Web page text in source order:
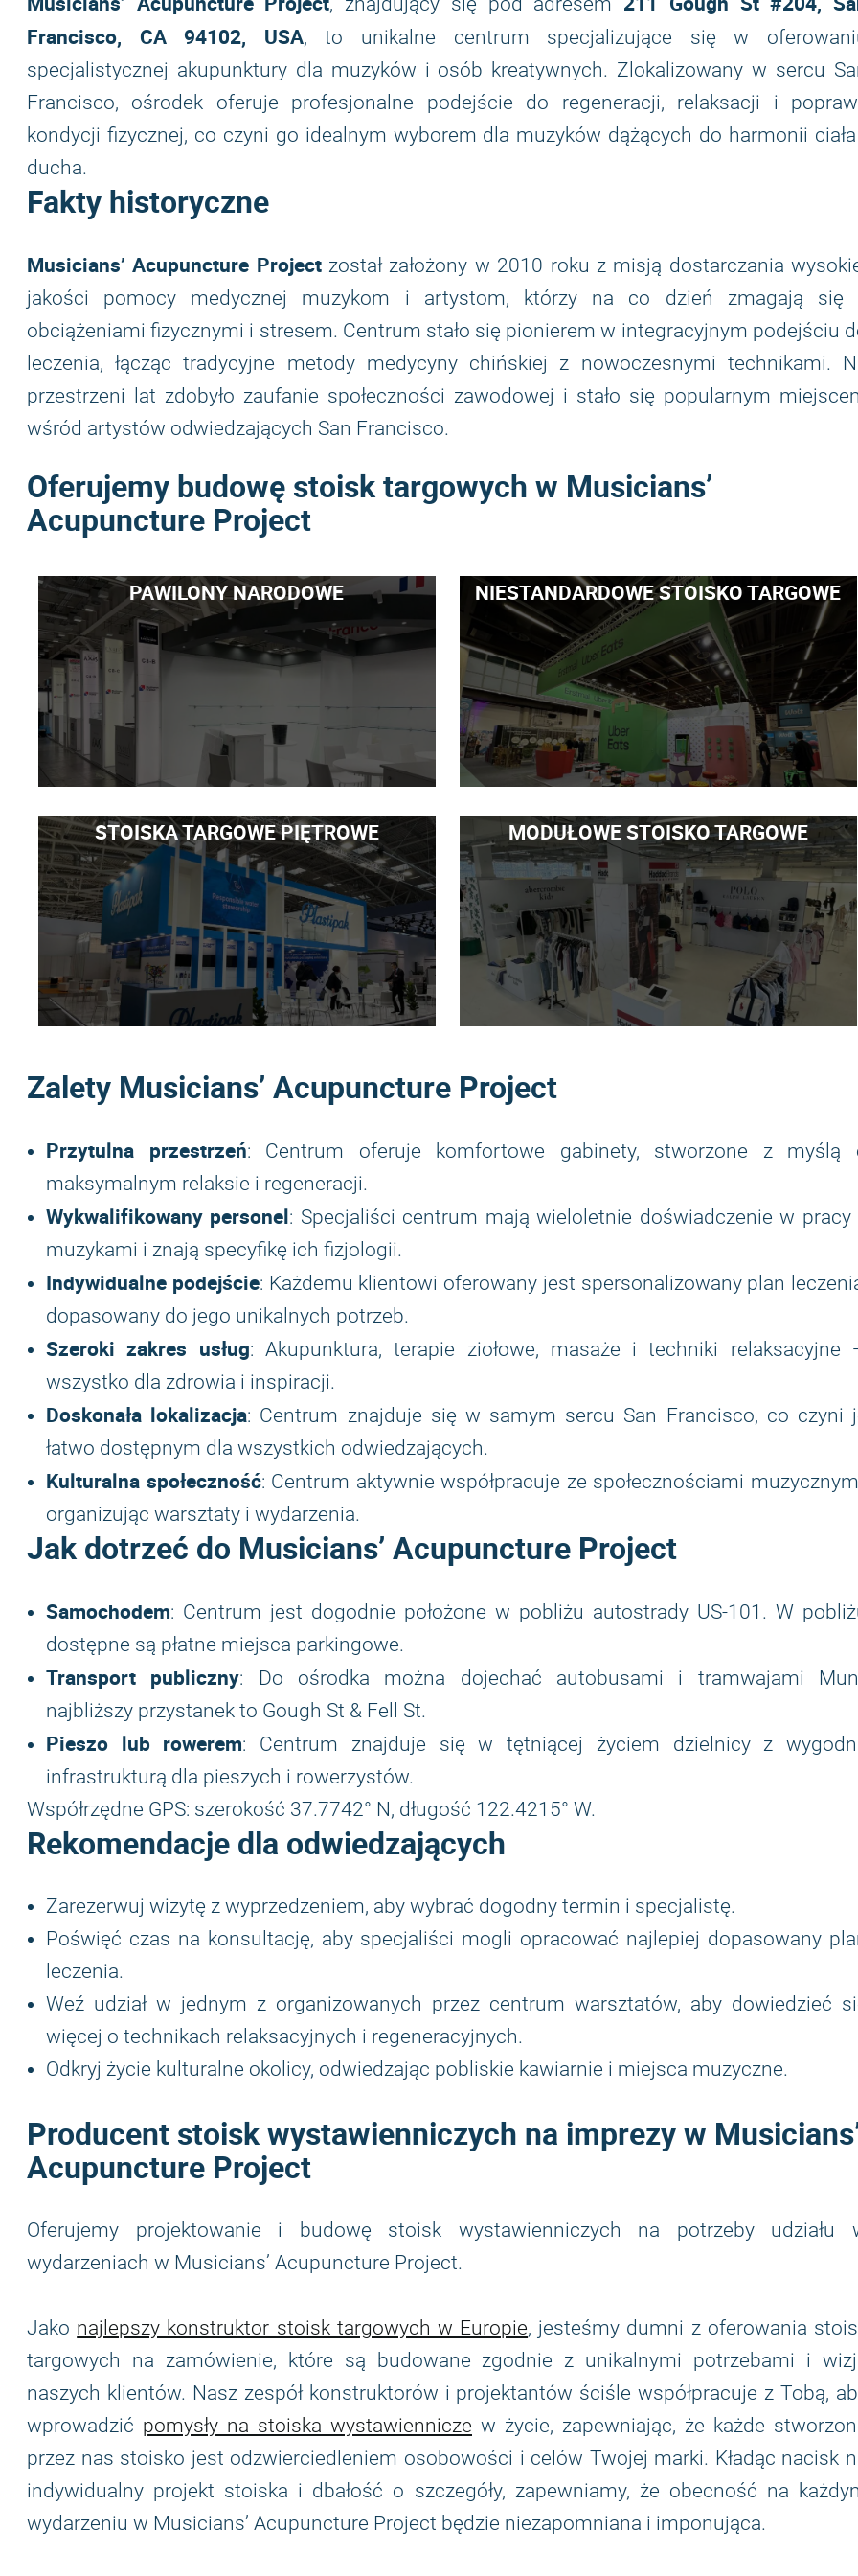
Francisco, CA 94102, USA, to unikalne centrum specjalizujące się w
specjalistycznej akupunktury dla muzyków i osób kreatywnych. Zlokalizowany w sercu
Francisco, ośrodek oferuje profesjonalne podejście do regeneracji, relaksacji i
kondycji fizycznej, co czyni go idealnym wyborem dla muzyków dążących do harmonii
ducha.
Fakty historyczne
Musicians’ Acupuncture Projectzostał założony w 2010 roku z misją dostarczania
jakości pomocy medycznej muzykom i artystom, którzy na co dzień zmagają się
obciążeniami fizycznymi i stresem. Centrum stało się pionierem w integracyjnym podejściu
leczenia, łącząc tradycyjne metody medycyny chińskiej z nowoczesnymi technikami.
przestrzeni lat zdobyło zaufanie społeczności zawodowej i stało się popularnym
wśród artystów odwiedzających San Francisco.
Oferujemy budowę stoisk targowych w Musicians’
Acupuncture Project
PAWILONY NARODOWE NIESTANDARDOWE STOISKO TARGOWE
STOISKA TARGOWE PIĘTROWE MODUŁOWE STOISKO TARGOWE
Zalety Musicians’ Acupuncture Project
Przytulna przestrzeń: Centrum oferuje komfortowe gabinety, stworzone z myślą
maksymalnym relaksie i regeneracji.
Wykwalifikowany personel: Specjaliści centrum mają wieloletnie doświadczenie w pracy
muzykami i znają specyfikę ich fizjologii.
Indywidualne podejście: Każdemu klientowi oferowany jest spersonalizowany plan
dopasowany do jego unikalnych potrzeb.
Szeroki zakres usług: Akupunktura, terapie ziołowe, masaże i techniki relaksacyjne
wszystko dla zdrowia i inspiracji.
Doskonała lokalizacja: Centrum znajduje się w samym sercu San Francisco, co czyni
łatwo dostępnym dla wszystkich odwiedzających.
Kulturalna społeczność: Centrum aktywnie współpracuje ze społecznościami
organizując warsztaty i wydarzenia.
Jak dotrzeć do Musicians’ Acupuncture Project
Samochodem: Centrum jest dogodnie położone w pobliżu autostrady US-101. W
dostępne są płatne miejsca parkingowe.
Transport publiczny: Do ośrodka można dojechać autobusami i tramwajami
najbliższy przystanek to Gough St & Fell St.
Pieszo lub rowerem: Centrum znajduje się w tętniącej życiem dzielnicy z
infrastrukturą dla pieszych i rowerzystów.
Współrzędne GPS: szerokość 37.7742° N, długość 122.4215° W.
Rekomendacje dla odwiedzających
Zarezerwuj wizytę z wyprzedzeniem, aby wybrać dogodny termin i specjalistę.
Poświęć czas na konsultację, aby specjaliści mogli opracować najlepiej dopasowany
leczenia.
Weź udział w jednym z organizowanych przez centrum warsztatów, aby dowiedzieć
więcej o technikach relaksacyjnych i regeneracyjnych.
Odkryj życie kulturalne okolicy, odwiedzając pobliskie kawiarnie i miejsca muzyczne.
Producent stoisk wystawienniczych na imprezy w
Acupuncture Project
Oferujemy projektowanie i budowę stoisk wystawienniczych na potrzeby udziału
wydarzeniach w Musicians’ Acupuncture Project.
Jako najlepszy konstruktor stoisk targowych w Europie, jesteśmy dumni z oferowania
targowych na zamówienie, które są budowane zgodnie z unikalnymi potrzebami i
naszych klientów. Nasz zespół konstruktorów i projektantów ściśle współpracuje z Tobą,
wprowadzić pomysły na stoiska wystawiennicze w życie, zapewniając, że każde
przez nas stoisko jest odzwierciedleniem osobowości i celów Twojej marki. Kładąc nacisk
indywidualny projekt stoiska i dbałość o szczegóły, zapewniamy, że obecność na
wydarzeniu w Musicians’ Acupuncture Project będzie niezapomniana i imponująca.